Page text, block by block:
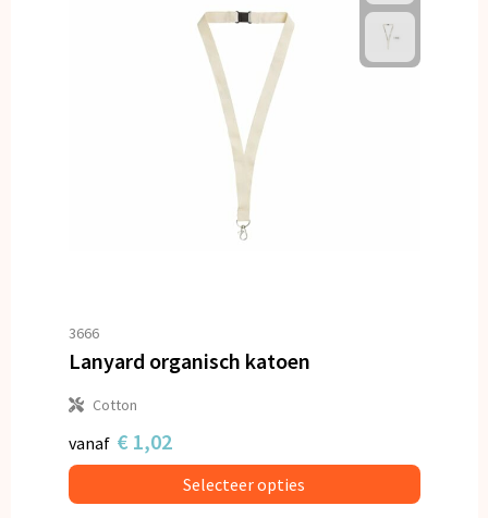
3666
Lanyard organisch katoen
Cotton
vanaf € 1,02
Selecteer opties